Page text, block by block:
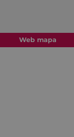
Web mapa